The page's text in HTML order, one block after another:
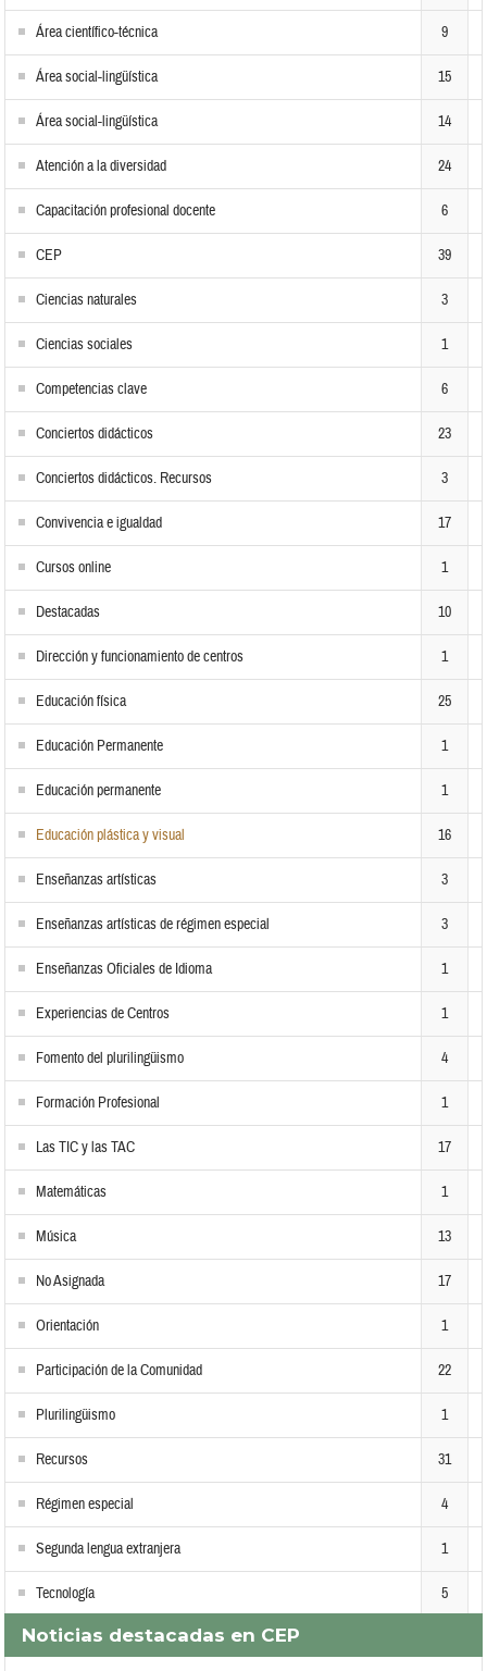
Área científico-técnica 9
Área social-lingüística 15
Área social-lingüística 14
Atención a la diversidad 24
Capacitación profesional docente 6
CEP 39
Ciencias naturales 3
Ciencias sociales 1
Competencias clave 6
Conciertos didácticos 23
Conciertos didácticos. Recursos 3
Convivencia e igualdad 17
Cursos online 1
Destacadas 10
Dirección y funcionamiento de centros 1
Educación física 25
Educación Permanente 1
Educación permanente 1
Educación plástica y visual 16
Enseñanzas artísticas 3
Enseñanzas artísticas de régimen especial 3
Enseñanzas Oficiales de Idioma 1
Experiencias de Centros 1
Fomento del plurilingüismo 4
Formación Profesional 1
Las TIC y las TAC 17
Matemáticas 1
Música 13
No Asignada 17
Orientación 1
Participación de la Comunidad 22
Plurilingüismo 1
Recursos 31
Régimen especial 4
Segunda lengua extranjera 1
Tecnología 5
Noticias destacadas en CEP